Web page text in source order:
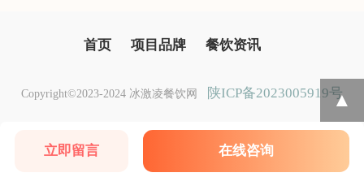
区别于其他汉堡品牌的独特标
志。随着塔斯汀热度
首页 项目品牌 餐饮资讯
Copyright©2023-2024 冰激凌餐饮网 陕ICP备2023005919号
▲
立即留言 在线咨询